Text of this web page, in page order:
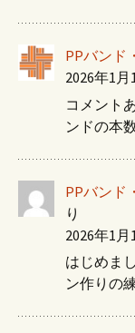
PPバンド
2026年1月
コメント
ンドの本
PPバンド
り
2026年1月
はじめま
ン作りの